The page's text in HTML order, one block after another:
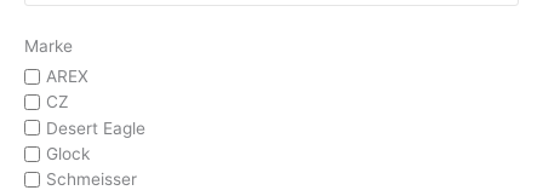
Marke
AREX
CZ
Desert Eagle
Glock
Schmeisser